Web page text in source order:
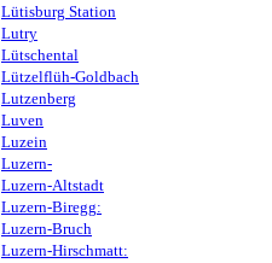
Lütisburg Station
Lutry
Lütschental
Lützelflüh-Goldbach
Lutzenberg
Luven
Luzein
Luzern-
Luzern-Altstadt
Luzern-Biregg:
Luzern-Bruch
Luzern-Hirschmatt: